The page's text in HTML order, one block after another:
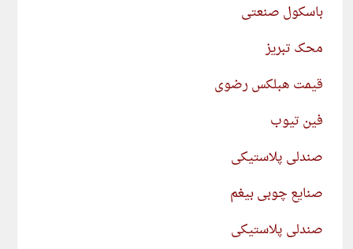
باسکول صنعتی
محک تبریز
قیمت هبلکس رضوی
فین تیوب
صندلی پلاستیکی
صنایع چوبی بیغم
صندلی پلاستیکی